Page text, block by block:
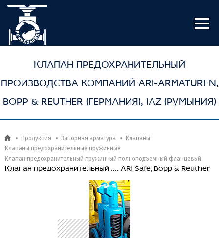
КЛАПАН ПРЕДОХРАНИТЕЛЬНЫЙ
ПРОИЗВОДСТВА КОМПАНИЙ ARI-ARMATUREN,
BOPP & REUTHER (ГЕРМАНИЯ), IAZ (РУМЫНИЯ)
Продукция Запорная арматура
Клапаны
Клапаны предохранительные пружинные
Клапан предохранительный пружинный полноподъемный фланцевый
Клапан предохранительный .... ARI-Safe, Bopp & Reuther